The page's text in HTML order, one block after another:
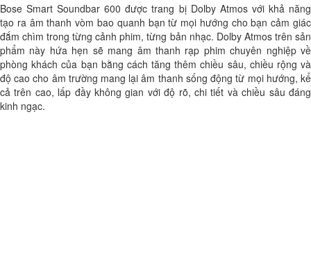
Bose Smart Soundbar 600 được trang bị Dolby Atmos với khả năng
tạo ra âm thanh vòm bao quanh bạn từ mọi hướng cho bạn cảm giác
đắm chìm trong từng cảnh phim, từng bản nhạc. Dolby Atmos trên sản
phẩm này hứa hẹn sẽ mang âm thanh rạp phim chuyên nghiệp về
phòng khách của bạn bằng cách tăng thêm chiều sâu, chiều rộng và
độ cao cho âm trường mang lại âm thanh sống động từ mọi hướng, kể
cả trên cao, lấp đầy không gian với độ rõ, chi tiết và chiều sâu đáng
kinh ngạc.